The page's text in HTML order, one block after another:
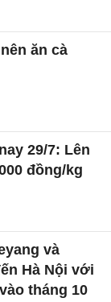
ăn cà
29/7: Lên
đồng/kg
và
Hà Nội với
tháng 10